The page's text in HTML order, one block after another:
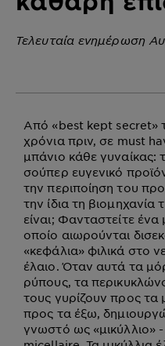
Τελευταία ενημέρωση
Από «best kept secret»
χρόνια πριν, σε must
μπάνιο κάθε γυναίκας:
σούπερ ευγενικό
την περιποίηση του
την ίδια τη βιομηχανία
είναι; Φανταστείτε
οποίο αιωρούνται
«κεφάλια» φιλικά στο
έλαιο. Όταν αυτά τα
ρύπους, τα
τους γυρίζουν προς τα
προς τα έξω,
γνωστό ως «μικύλλιο»